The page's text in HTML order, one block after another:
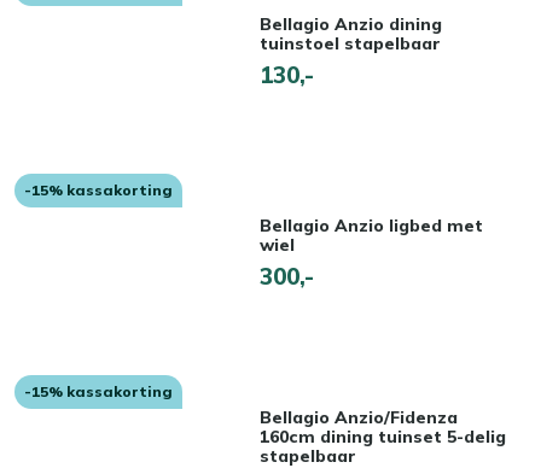
Bellagio Anzio dining
tuinstoel stapelbaar
130,-
-15% kassakorting
Bellagio Anzio ligbed met
wiel
300,-
-15% kassakorting
Bellagio Anzio/Fidenza
160cm dining tuinset 5-delig
stapelbaar